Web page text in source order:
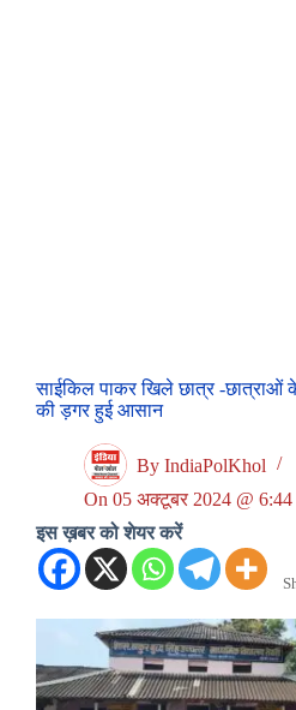
साईकिल पाकर खिले छात्र -
की ड़गर हुई आसान
By IndiaPolKhol
On 05 अक्टूबर 2024 @ 6:44
इस ख़बर को शेयर करें